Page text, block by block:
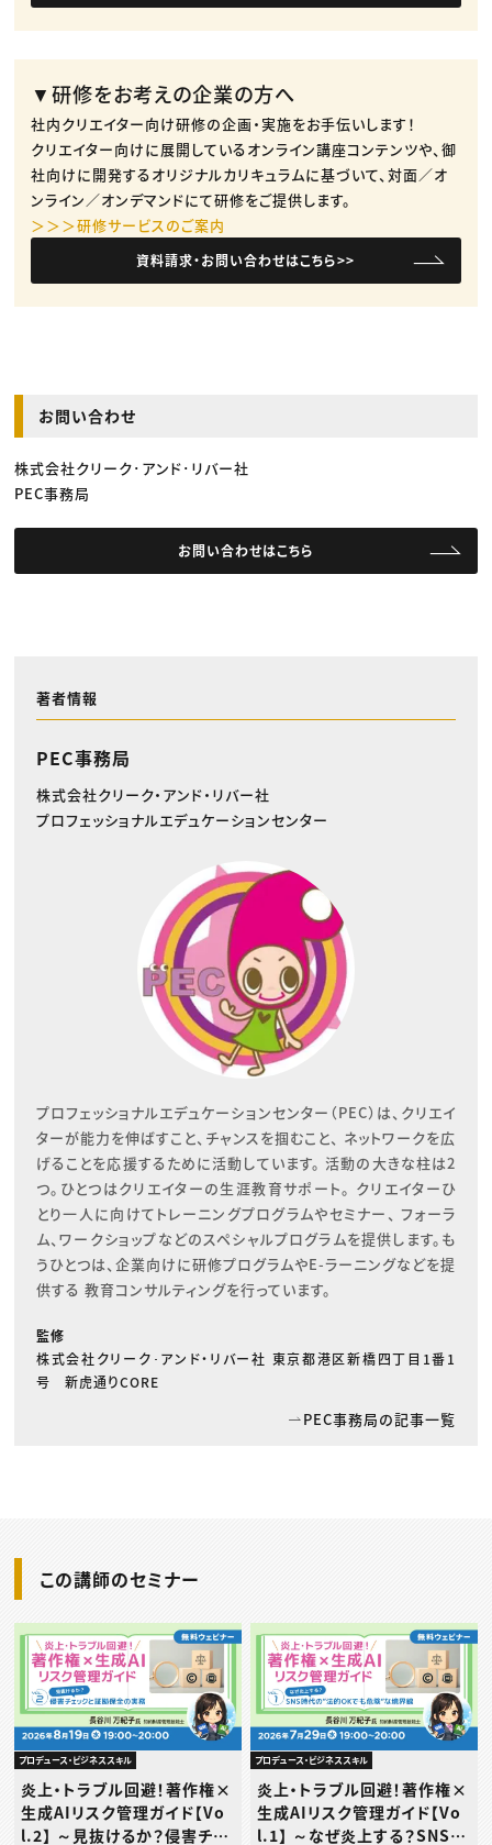
▼研修をお考えの企業の方へ
社内クリエイター向け研修の企画・実施をお手伝いします！
クリエイター向けに展開しているオンライン講座コンテンツや、御
社向けに開発するオリジナルカリキュラムに基づいて、対面／オ
ンライン／オンデマンドにて研修をご提供します。
＞＞＞研修サービスのご案内
資料請求・お問い合わせはこちら>>
お問い合わせ
株式会社クリーク･アンド･リバー社
PEC事務局
お問い合わせはこちら
著者情報
PEC事務局
株式会社クリーク・アンド・リバー社
プロフェッショナルエデュケーションセンター
プロフェッショナルエデュケーションセンター（PEC）は、クリエイ
ターが能力を伸ばすこと、チャンスを掴むこと、 ネットワークを広
げることを応援するために活動しています。 活動の大きな柱は2
つ。ひとつはクリエイターの生涯教育サポート。 クリエイターひ
とり一人に向けてトレーニングプログラムやセミナー、 フォーラ
ム、ワークショップなどのスペシャルプログラムを提供します。も
うひとつは、企業向けに研修プログラムやE-ラーニングなどを提
供する 教育コンサルティングを行っています。
監修
株式会社クリーク･アンド・リバー社 東京都港区新橋四丁目1番1
号 新虎通りCORE
PEC事務局の記事一覧
この講師のセミナー
プロデュース・ビジネススキル
炎上・トラブル回避！著作権×
生成AIリスク管理ガイド【Vo
l.2】 ～見抜けるか？侵害チェ
プロデュース・ビジネススキル
炎上・トラブル回避！著作権×
生成AIリスク管理ガイド【Vo
l.1】 ～なぜ炎上する？SNS時